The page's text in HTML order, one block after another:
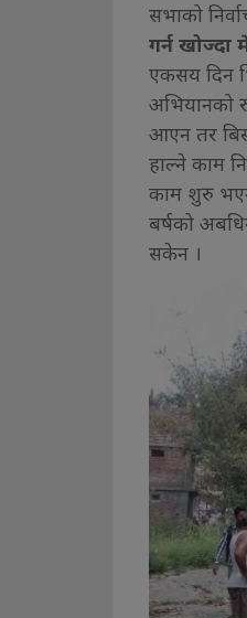
सभाको
गर्न
एकसय दिन
अभियानको
आएन तर
हाल्ने काम
काम शुरु भएन
बर्षको
सकेन ।